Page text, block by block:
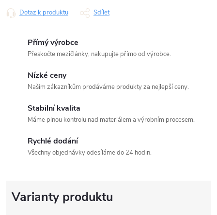
Dotaz k produktu Sdílet
Přímý výrobce
Přeskočte mezičlánky, nakupujte přímo od výrobce.
Nízké ceny
Našim zákazníkům prodáváme produkty za nejlepší ceny.
Stabilní kvalita
Máme plnou kontrolu nad materiálem a výrobním procesem.
Rychlé dodání
Všechny objednávky odesíláme do 24 hodin.